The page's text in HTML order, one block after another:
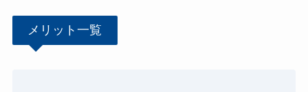
メリット一覧